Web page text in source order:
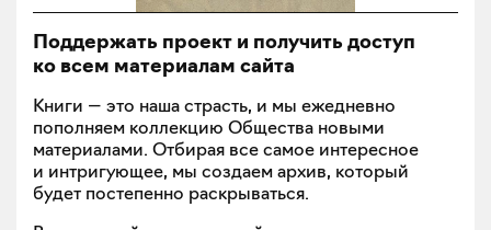
Поддержать проект и получить доступ
ко всем материалам сайта
Книги — это наша страсть, и мы ежедневно
пополняем коллекцию Общества новыми
материалами. Отбирая все самое интересное
и интригующее, мы создаем архив, который
будет постепенно раскрываться.